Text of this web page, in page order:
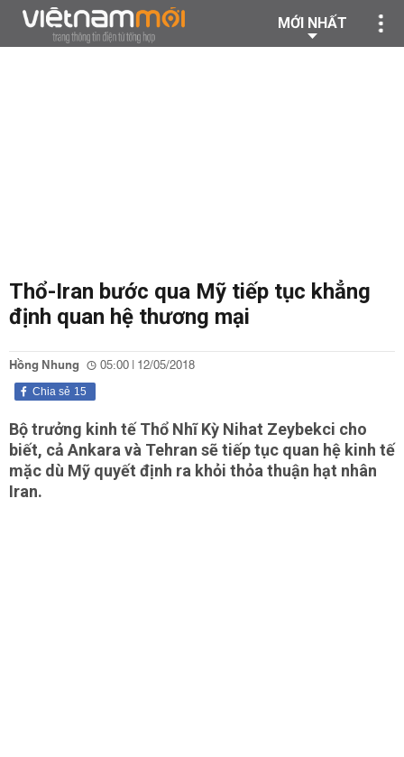
MỚI NHẤT
Thổ-Iran bước qua Mỹ tiếp tục khẳng
định quan hệ thương mại
Hồng Nhung 05:00 | 12/05/2018
15
Chia sẻ
Bộ trưởng kinh tế Thổ Nhĩ Kỳ Nihat Zeybekci cho
biết, cả Ankara và Tehran sẽ tiếp tục quan hệ kinh tế
mặc dù Mỹ quyết định ra khỏi thỏa thuận hạt nhân
Iran.